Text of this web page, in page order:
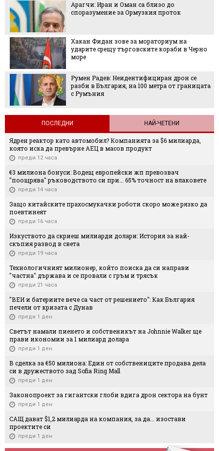
Арагчи: Иран и Оман са близо до
споразумение за Ормузкия проток
Хакан Фидан зове за мораториум на
ударите срещу търговските кораби в Черно
море
Румен Радев: Неидентифициран дрон се
разби в България, на 100 метра от границата
с Румъния
ПОСЛЕДНИ НАЙ-ЧЕТЕНИ
Ядрен реактор като автомобил? Компанията за $6 милиарда,
която иска да превърне АЕЦ в масов продукт
преди 12 часа
€3 милиона бонуси: Водещ европейски жп превозвач
"поощрява" ръководството си при... 65% точност на влаковете
преди 14 часа
Защо китайските прахосмукачки роботи скоро може рязко да
поевтинеят
преди 16 часа
Изкуството да скриеш милиарди долари: История за най-
скъпия развод в света
преди 19 часа
Технологичният милионер, който поиска да си направи
"частна" държава и се провали с гръм и трясък
преди 21 часа
"ВЕИ и батериите вече са част от решението": Как България
печели от кризата с Дунав
преди 1 ден
Светът намали пиенето и собственикът на Johnnie Walker ще
прави икономии за 1 милиард долара
преди 1 ден
В сделка за €50 милиона: Един от собствениците продава дела
си в дружеството зад Sofia Ring Mall
преди 1 ден
Законопроект за гигантски глоби вдига дрон сектора на бунт
преди 1 ден
САЩ дават $1,2 милиарда на компания, за да... изостави
проектите си
преди 1 ден